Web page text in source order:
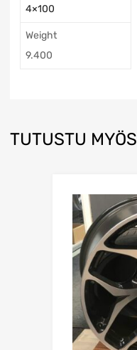
4×100
Weight
9.400
TUTUSTU MYÖS